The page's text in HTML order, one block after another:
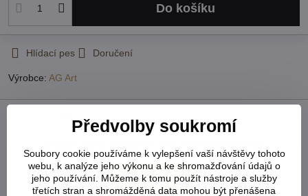
Do košíku
Hlídací pes Doručení
Výrobce: AG Art
Přidat recenzi
Předvolby soukromí
Soubory cookie používáme k vylepšení vaší návštěvy tohoto
webu, k analýze jeho výkonu a ke shromažďování údajů o
jeho používání. Můžeme k tomu použít nástroje a služby
třetích stran a shromážděná data mohou být přenášena